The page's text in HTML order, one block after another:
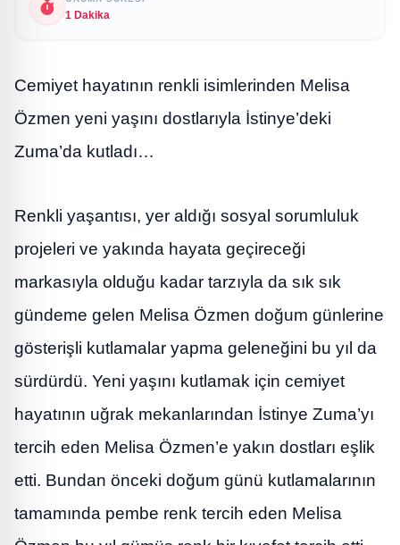
1 Dakika
Cemiyet hayatının renkli isimlerinden Melisa
Özmen yeni yaşını dostlarıyla İstinye’deki
Zuma’da kutladı…
Renkli yaşantısı, yer aldığı sosyal sorumluluk
projeleri ve yakında hayata geçireceği
markasıyla olduğu kadar tarzıyla da sık sık
gündeme gelen Melisa Özmen doğum günlerine
gösterişli kutlamalar yapma geleneğini bu yıl da
sürdürdü. Yeni yaşını kutlamak için cemiyet
hayatının uğrak mekanlarından İstinye Zuma’yı
tercih eden Melisa Özmen’e yakın dostları eşlik
etti. Bundan önceki doğum günü kutlamalarının
tamamında pembe renk tercih eden Melisa